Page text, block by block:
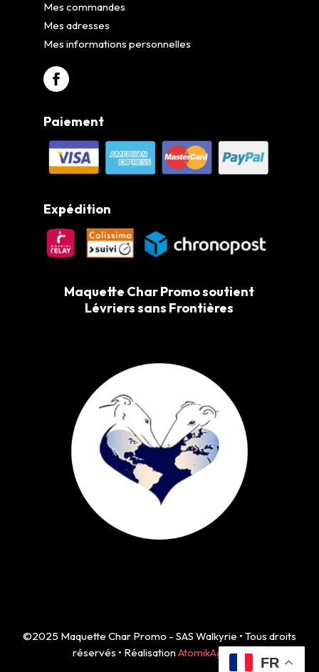
Mes commandes
Mes adresses
Mes informations personnelles
Paiement
Expédition
Maquette Char Promo soutient
Lévriers sans Frontières
©2025 Maquette Char Promo - SAS Walkyrie • Tous droits
réservés • RéalisationAtomikAgency
FR